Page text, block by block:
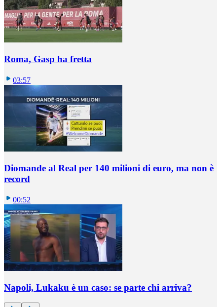
Roma, Gasp ha fretta
03:57
Diomande al Real per 140 milioni di euro, ma non è
record
00:52
Napoli, Lukaku è un caso: se parte chi arriva?